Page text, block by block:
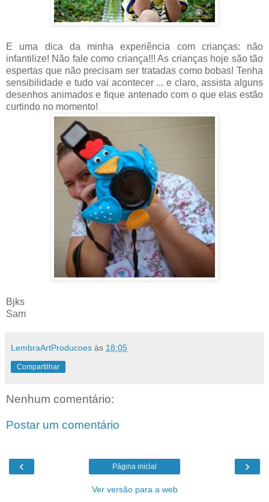
E uma dica da minha experiência com crianças: não
infantilize! Não fale como criança!!! As crianças hoje são tão
espertas que não precisam ser tratadas como bobas! Tenha
sensibilidade e tudo vai acontecer ... e claro, assista alguns
desenhos animados e fique antenado com o que elas estão
curtindo no momento!
Bjks
Sam
LembraArtProducoes às 18:05
Compartilhar
Nenhum comentário:
Postar um comentário
‹ ›
Página inicial
Ver versão para a web